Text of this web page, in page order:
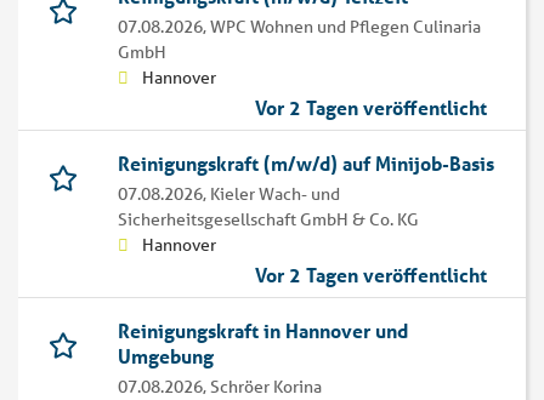
07.08.2026,WPC Wohnen und Pflegen Culinaria
GmbH
Hannover
Vor 2 Tagen veröffentlicht
Reinigungskraft (m/w/d) auf Minijob-Basis
07.08.2026, Kieler Wach- und
Sicherheitsgesellschaft GmbH & Co. KG
Hannover
Vor 2 Tagen veröffentlicht
Reinigungskraft in Hannover und
Umgebung
07.08.2026,Schröer Korina